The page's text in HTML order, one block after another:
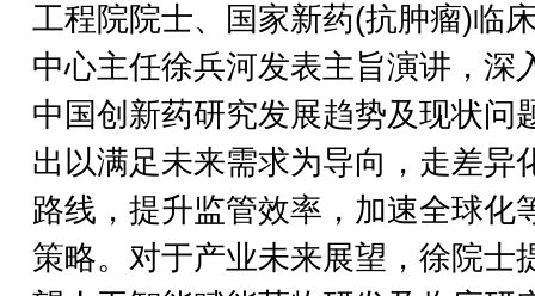
工程院院士、国家新药(抗肿瘤)临
中心主任徐兵河发表主旨演讲，深
中国创新药研究发展趋势及现状问
出以满足未来需求为导向，走差异
路线，提升监管效率，加速全球化
策略。对于产业未来展望，徐院士